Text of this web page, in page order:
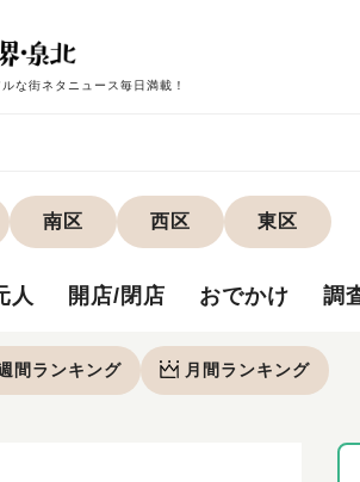
な街ネタニュース毎日満載！
南区 西区 東区
人 開店/閉店 おでかけ 調
間 ランキング 月間 ランキング